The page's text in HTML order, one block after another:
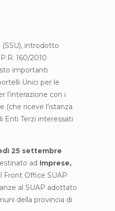
introdotto
160/2010
importanti
Unici per le
l’interazione con i
(che riceve l’istanza
Enti Terzi interessati
25 settembre
ad Imprese,
Front Office SUAP
al SUAP adottato
della provincia di